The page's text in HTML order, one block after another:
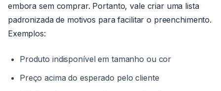
embora sem comprar. Portanto, vale criar uma lista
padronizada de motivos para facilitar o preenchimento.
Exemplos:
Produto indisponível em tamanho ou cor
Preço acima do esperado pelo cliente